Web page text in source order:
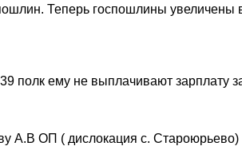
Теперь госпошлины увеличены
ему не выплачивают зарплату
А.В ОП ( дислокация с.